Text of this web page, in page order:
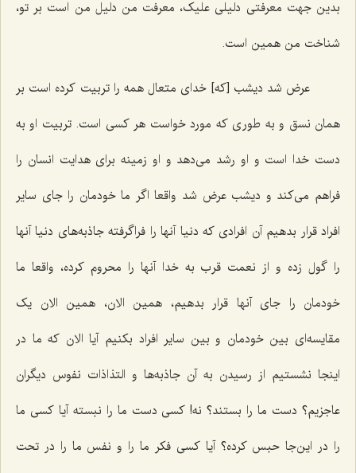
بدین جهت معرفتی دلیلی علیک، معرفت من دلیل من است بر تو،
شناخت من همین است.
عرض شد دیشب [که‌] خدای متعال همه را تربیت کرده است بر
همان نسق و به طوری که مورد خواست هر کسی است. تربیت او به
دست خدا است و او رشد می‌دهد و او زمینه برای هدایت انسان را
فراهم می‌کند و دیشب عرض شد واقعا اگر ما خودمان را جای سایر
افراد قرار بدهیم آن افرادی که دنیا آنها را فراگرفته جاذبه‌های دنیا آنها
را گول زده و از نعمت قرب به خدا آنها را محروم کرده، واقعا ما
خودمان را جای آنها قرار بدهیم، همین الان، همین الان یک
مقایسه‌ای بین خودمان و بین سایر افراد بکنیم آیا الان که ما در
اینجا نشستیم از رسیدن به آن جاذبه‌ها و التذاذات نفوس دیگران
عاجزیم؟ دست ما را بستند؟ نه! کسی دست ما را نبسته آیا کسی ما
را در این‌جا حبس کرده؟ آیا کسی فکر ما را و نفس‌ ما را در تحت